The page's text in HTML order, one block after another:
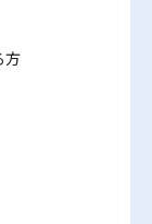
方